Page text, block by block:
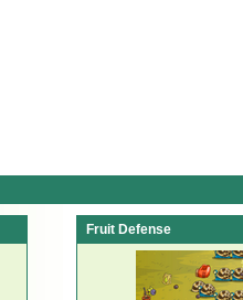
Fruit Defense